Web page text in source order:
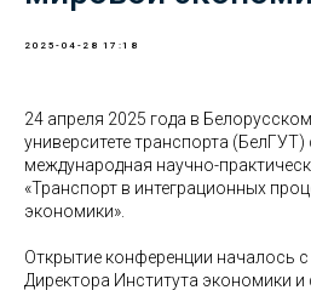
2025-04-28 17:18
24 апреля 2025 года в
университете транспорта (БелГУТ)
международная научно-
«Транспорт в интеграционных
экономики».
Открытие конференции началось с
Директора Института экономики и